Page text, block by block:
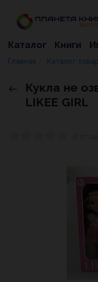
Каталог Книги
Главная Каталог
Кукла не
LIKEE GIRL